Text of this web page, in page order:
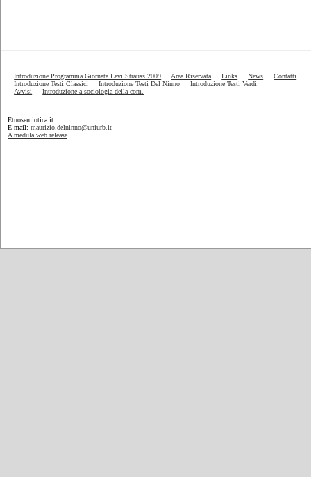
Introduzione Programma Giornata Levi Strauss 2009 Area Riservata Links News
Contatti
Introduzione Testi Classici
Introduzione Testi Del Ninno
Introduzione Testi Verdi
Avvisi
Introduzione a sociologia della com.
Etnosemiotica.it
E-mail: maurizio.delninno@uniurb.it
A medula web release